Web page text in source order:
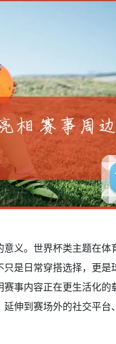
义。世界杯类主题在体
是日常穿搭选择，更是
事内容正在更生活化的
伸到赛场外的社交平台